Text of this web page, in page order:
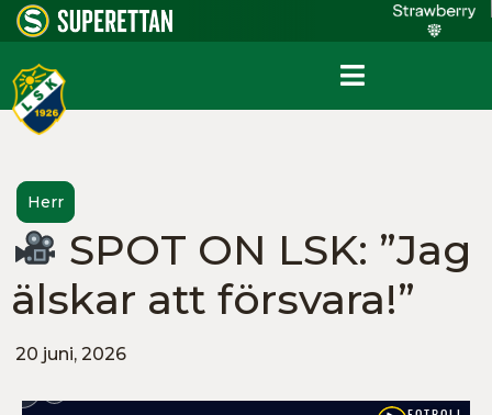
Herr
SPOT ON LSK: ”Jag
älskar att försvara!”
20 juni, 2026